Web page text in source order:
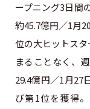
ープニング3日間
約45.7億円／1月
位の大ヒットス
まることなく、
29.4億円／1月27
び第1位を獲得